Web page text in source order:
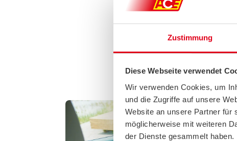
Zustimmung
Diese Webseite verwendet
Wir verwenden Cookies, um
und die Zugriffe auf unsere
Website an unsere Partner für
möglicherweise mit weiteren
der Dienste gesammelt haben.